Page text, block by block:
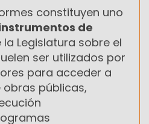
constituyen uno
de
Legislatura sobre el
ser utilizados por
para acceder a
públicas,